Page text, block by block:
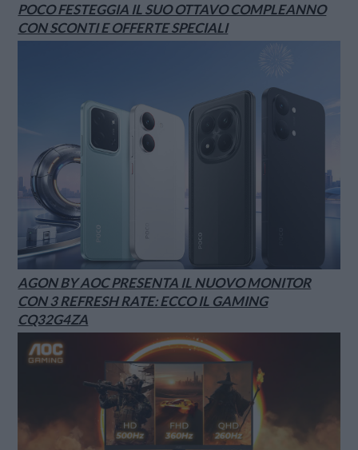
POCO FESTEGGIA IL SUO OTTAVO COMPLEANNO
CON SCONTI E OFFERTE SPECIALI
AGON BY AOC PRESENTA IL NUOVO MONITOR
CON 3 REFRESH RATE: ECCO IL GAMING
CQ32G4ZA